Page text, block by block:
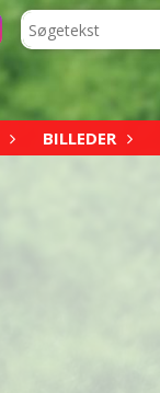
BILLEDER